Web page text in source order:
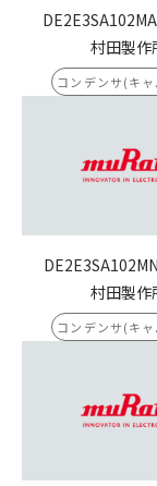
村田製作
コンデンサ(キ
村田製作
コンデンサ(キ